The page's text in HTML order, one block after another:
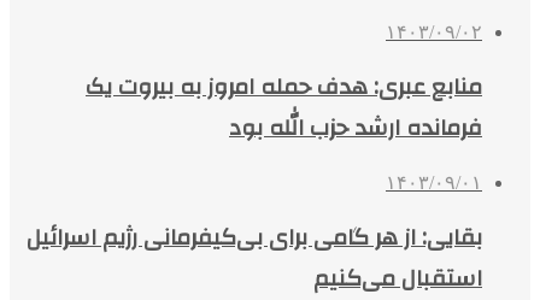
۱۴۰۳/۰۹/۰۲
منابع عبری: هدف حمله امروز به بیروت یک
فرمانده ارشد حزب الله بود
۱۴۰۳/۰۹/۰۱
بقایی: از هر گامی برای بی‌کیفرمانی رژیم اسرائیل
استقبال می‌کنیم